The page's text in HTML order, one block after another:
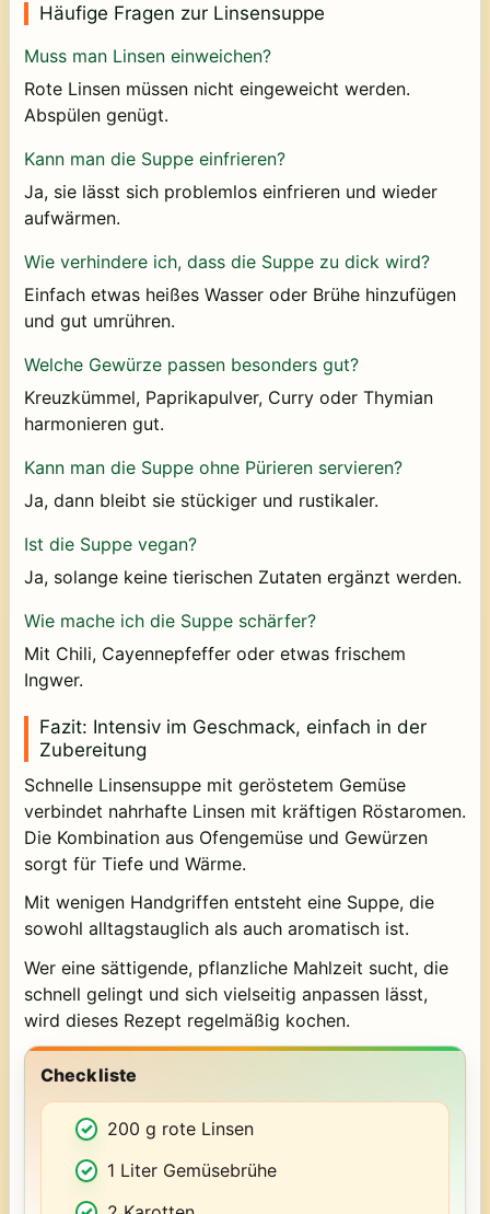
Häufige Fragen zur Linsensuppe
Muss man Linsen einweichen?
Rote Linsen müssen nicht eingeweicht werden.
Abspülen genügt.
Kann man die Suppe einfrieren?
Ja, sie lässt sich problemlos einfrieren und wieder
aufwärmen.
Wie verhindere ich, dass die Suppe zu dick wird?
Einfach etwas heißes Wasser oder Brühe hinzufügen
und gut umrühren.
Welche Gewürze passen besonders gut?
Kreuzkümmel, Paprikapulver, Curry oder Thymian
harmonieren gut.
Kann man die Suppe ohne Pürieren servieren?
Ja, dann bleibt sie stückiger und rustikaler.
Ist die Suppe vegan?
Ja, solange keine tierischen Zutaten ergänzt werden.
Wie mache ich die Suppe schärfer?
Mit Chili, Cayennepfeffer oder etwas frischem
Ingwer.
Fazit: Intensiv im Geschmack, einfach in der
Zubereitung
Schnelle Linsensuppe mit geröstetem Gemüse
verbindet nahrhafte Linsen mit kräftigen Röstaromen.
Die Kombination aus Ofengemüse und Gewürzen
sorgt für Tiefe und Wärme.
Mit wenigen Handgriffen entsteht eine Suppe, die
sowohl alltagstauglich als auch aromatisch ist.
Wer eine sättigende, pflanzliche Mahlzeit sucht, die
schnell gelingt und sich vielseitig anpassen lässt,
wird dieses Rezept regelmäßig kochen.
Checkliste
200 g rote Linsen
1 Liter Gemüsebrühe